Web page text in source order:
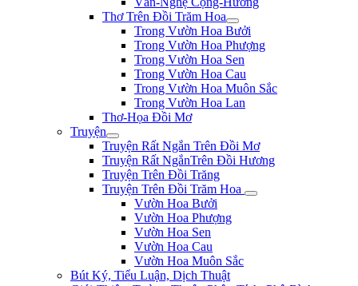
Thơ Trên Đồi Trăm Hoa
Trong Vườn Hoa Bưởi
Trong Vườn Hoa Phượng
Trong Vườn Hoa Sen
Trong Vườn Hoa Cau
Trong Vườn Hoa Muôn Sắc
Trong Vườn Hoa Lan
Thơ-Họa Đồi Mơ
Truyện
Truyện Rất Ngắn Trên Đồi Mơ
Truyện Rất NgắnTrên Đồi Hương
Truyện Trên Đồi Trăng
Truyện Trên Đồi Trăm Hoa
Vườn Hoa Bưởi
Vườn Hoa Phượng
Vườn Hoa Sen
Vườn Hoa Cau
Vườn Hoa Muôn Sắc
Bút Ký, Tiểu Luận, Dịch Thuật